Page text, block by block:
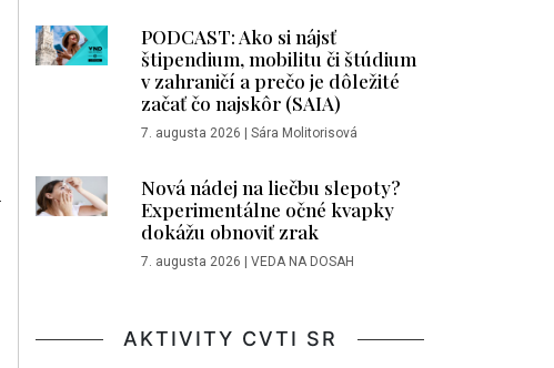
PODCAST: Ako si nájsť
štipendium, mobilitu či štúdium
v zahraničí a prečo je dôležité
začať čo najskôr (SAIA)
7. augusta 2026 | Sára Molitorisová
Nová nádej na liečbu slepoty?
Experimentálne očné kvapky
dokážu obnoviť zrak
7. augusta 2026 | VEDA NA DOSAH
AKTIVITY CVTI SR